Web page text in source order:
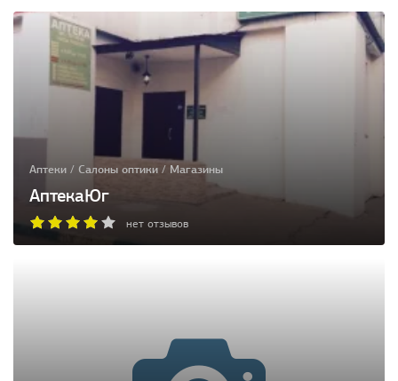
Аптеки / Салоны оптики / Магазины
АптекаЮг
нет отзывов